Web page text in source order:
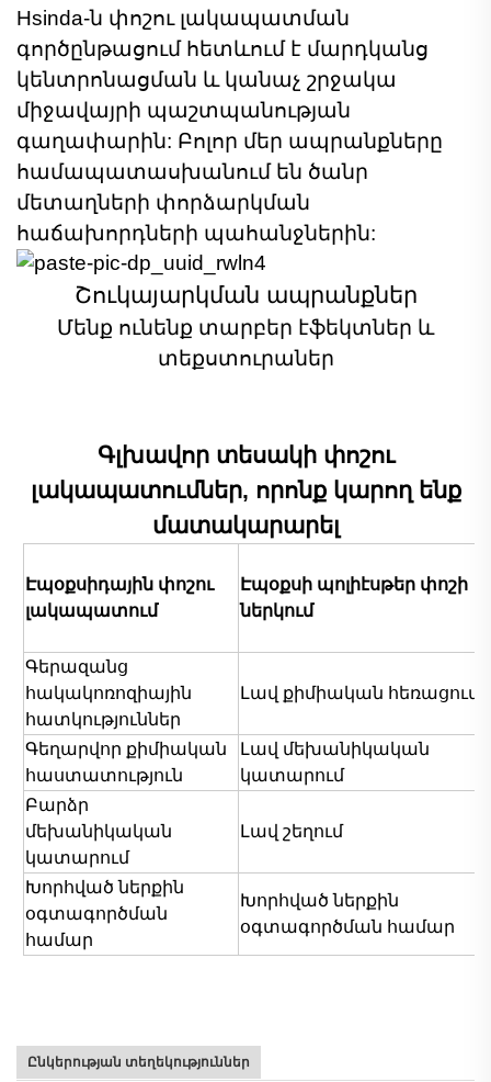
Hsinda-ն փոշու լակապատման
գործընթացում հետևում է մարդկանց
կենտրոնացման և կանաչ շրջակա
միջավայրի պաշտպանության
գաղափարին: Բոլոր մեր ապրանքները
համապատասխանում են ծանր
մետաղների փորձարկման
հաճախորդների պահանջներին:
Շուկայարկման ապրանքներ
Մենք ունենք տարբեր էֆեկտներ և
տեքստուրաներ
Գլխավոր տեսակի փոշու
լակապատումներ, որոնք կարող ենք
մատակարարել
Էպօքսիդային փոշու
լակապատում
Էպօքսի պոլիէսթեր փոշի
ներկում
Գերազանց
հակակոռոզիային
հատկություններ
Լավ քիմիական հեռացում
Գեղարվոր քիմիական
հաստատություն
Լավ մեխանիկական
կատարում
Բարձր
մեխանիկական
կատարում
Լավ շեղում
Խորհված ներքին
օգտագործման
համար
Խորհված ներքին
օգտագործման համար
Ընկերության տեղեկություններ